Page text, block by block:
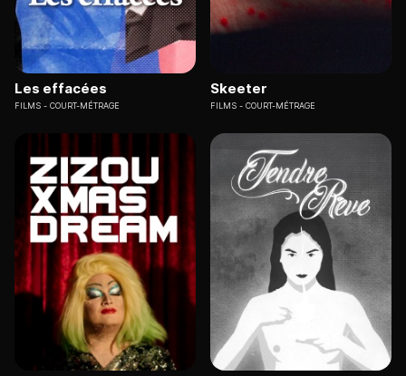
Les effacées
FILMS COURT-MÉTRAGE
Skeeter
FILMS COURT-MÉTRAGE